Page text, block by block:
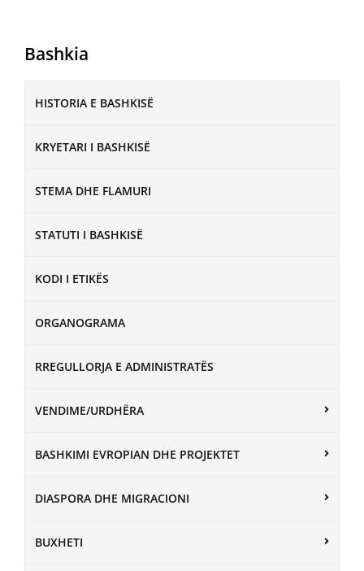
Bashkia
HISTORIA E BASHKISË
KRYETARI I BASHKISË
STEMA DHE FLAMURI
STATUTI I BASHKISË
KODI I ETIKËS
ORGANOGRAMA
RREGULLORJA E ADMINISTRATËS
VENDIME/URDHËRA
BASHKIMI EVROPIAN DHE PROJEKTET
DIASPORA DHE MIGRACIONI
BUXHETI